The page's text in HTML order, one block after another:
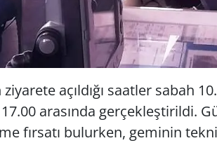
açıl­dı­ğı sa­at­ler sabah
ara­sın­da ger­çek­leş­ti­ril­di.
fır­sa­tı bu­lur­ken, ge­mi­nin